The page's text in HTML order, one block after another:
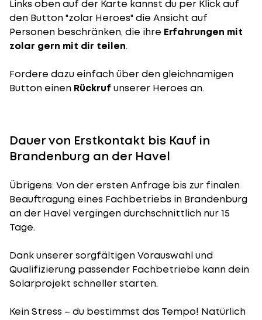
Links oben auf der Karte kannst du per Klick auf
den Button "zolar Heroes" die Ansicht auf
Personen beschränken, die ihre Erfahrungen mit
zolar gern mit dir teilen.
Fordere dazu einfach über den gleichnamigen
Button einen Rückruf unserer Heroes an.
Dauer von Erstkontakt bis Kauf in
Brandenburg an der Havel
Übrigens: Von der ersten Anfrage bis zur finalen
Beauftragung eines Fachbetriebs in Brandenburg
an der Havel vergingen durchschnittlich nur 15
Tage.
Dank unserer sorgfältigen Vorauswahl und
Qualifizierung passender Fachbetriebe kann dein
Solarprojekt schneller starten.
Kein Stress – du bestimmst das Tempo! Natürlich